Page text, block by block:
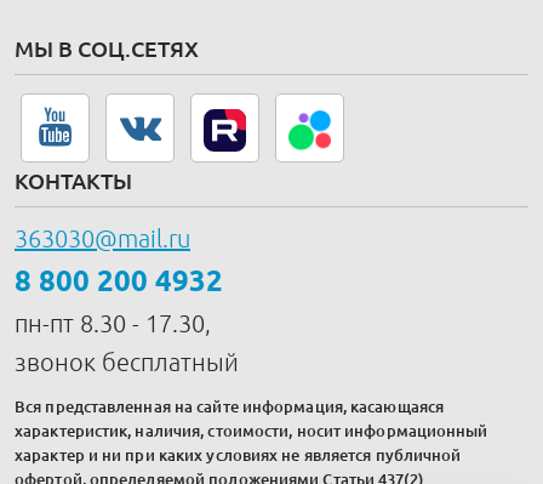
МЫ В СОЦ.СЕТЯХ
КОНТАКТЫ
363030@mail.ru
8 800 200 4932
пн-пт 8.30 - 17.30,
звонок бесплатный
Вся представленная на сайте информация, касающаяся
характеристик, наличия, стоимости, носит информационный
характер и ни при каких условиях не является публичной
офертой, определяемой положениями Статьи 437(2)